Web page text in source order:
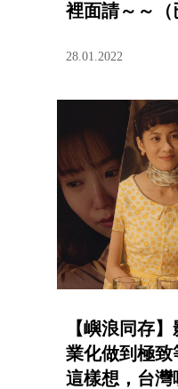
裡面請～～（
28.01.2022
【嶼浪同存
業化做到極
這樣想，台灣